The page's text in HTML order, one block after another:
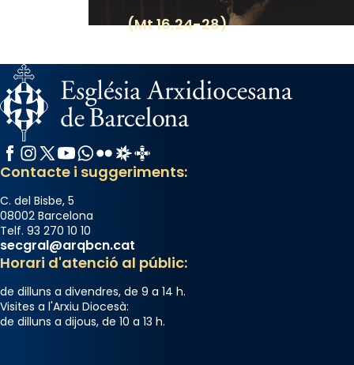
(Mt 16,24-28)
Facebook
Instagram
X / Twitter
YouTube
WhatsApp
FlickrRadio Estel
Catalunya Cristiana
Contacte i suggeriments:
C. del Bisbe, 5
08002 Barcelona
Telf. 93 270 10 10
secgral@arqbcn.cat
Horari d'atenció al públic:
de dilluns a divendres, de 9 a 14 h.
Visites a l'Arxiu Diocesà:
de dilluns a dijous, de 10 a 13 h.